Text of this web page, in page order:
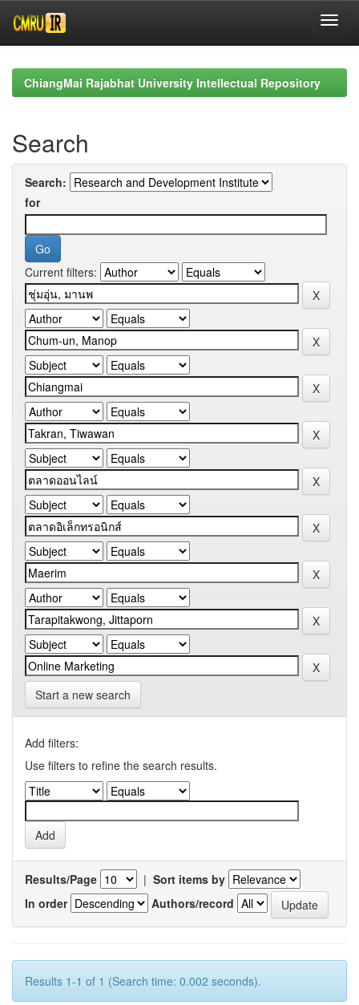
navigationChiangMai Rajabhat University Intellectual Repository
Search
Search:
for
Current filters:
Start a new search
Add filters:
Use filters to refine the search results.
Results/Page | Sort items by
In order
Authors/record
Results 1-1 of 1 (Search time: 0.002 seconds).